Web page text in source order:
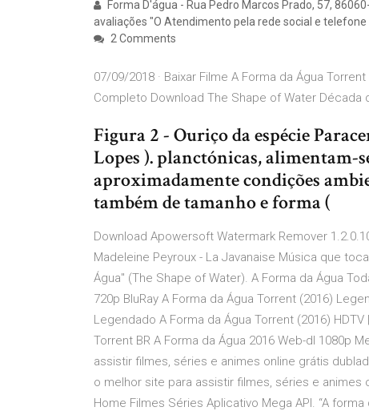
Forma D'água - Rua Pedro Marcos Prado, 57,
avaliações "O Atendimento pela rede social e telefone
2 Comments
07/09/2018 · Baixar Filme A Forma da Água
Completo Download The Shape of Water Década
Figura 2 - Ouriço da espécie
Lopes ). planctónicas, alimentam-
aproximadamente condições
também de tamanho e forma (
Download Apowersoft Watermark Remover
Madeleine Peyroux - La Javanaise Música que
Água" (The Shape of Water). A Forma da Água
720p BluRay A Forma da Água Torrent (2016)
Legendado A Forma da Água Torrent (2016)
Torrent BR A Forma da Água 2016 Web-dl 1080p
assistir filmes, séries e animes online grátis
o melhor site para assistir filmes, séries e
Home Filmes Séries Aplicativo Mega API. “A